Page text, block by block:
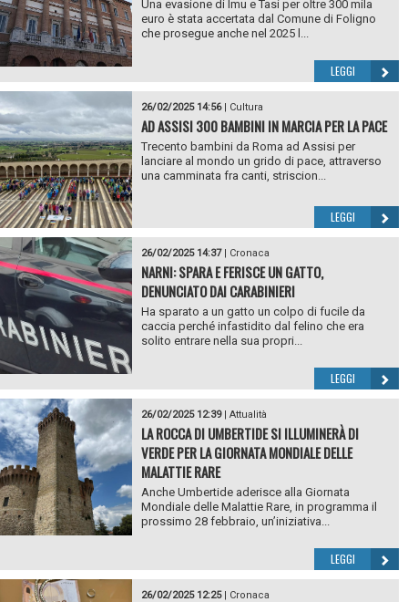
Una evasione di Imu e Tasi per oltre 300 mila
euro è stata accertata dal Comune di Foligno
che prosegue anche nel 2025 l...
LEGGI
26/02/2025 14:56| Cultura
AD ASSISI 300 BAMBINI IN MARCIA PER LA PACE
Trecento bambini da Roma ad Assisi per
lanciare al mondo un grido di pace, attraverso
una camminata fra canti, striscion...
LEGGI
26/02/2025 14:37| Cronaca
NARNI: SPARA E FERISCE UN GATTO,
DENUNCIATO DAI CARABINIERI
Ha sparato a un gatto un colpo di fucile da
caccia perché infastidito dal felino che era
solito entrare nella sua propri...
LEGGI
26/02/2025 12:39| Attualità
LA ROCCA DI UMBERTIDE SI ILLUMINERÀ DI
VERDE PER LA GIORNATA MONDIALE DELLE
MALATTIE RARE
Anche Umbertide aderisce alla Giornata
Mondiale delle Malattie Rare, in programma il
prossimo 28 febbraio, un’iniziativa...
LEGGI
26/02/2025 12:25| Cronaca